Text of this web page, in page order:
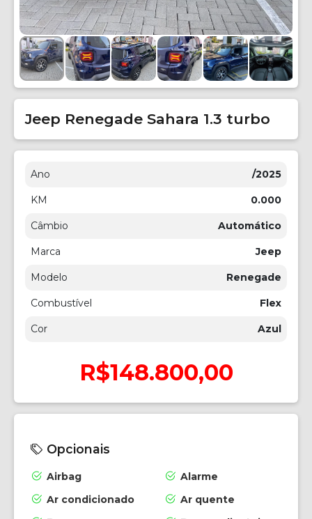
Jeep Renegade Sahara 1.3 turbo
Ano /2025
KM 0.000
Câmbio Automático
Marca Jeep
Modelo Renegade
Combustível Flex
Cor Azul
R$148.800,00
Opcionais
Airbag
Alarme
Ar condicionado
Ar quente